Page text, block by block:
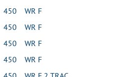
450 WR F
450 WR F
450 WR F
450 WR F